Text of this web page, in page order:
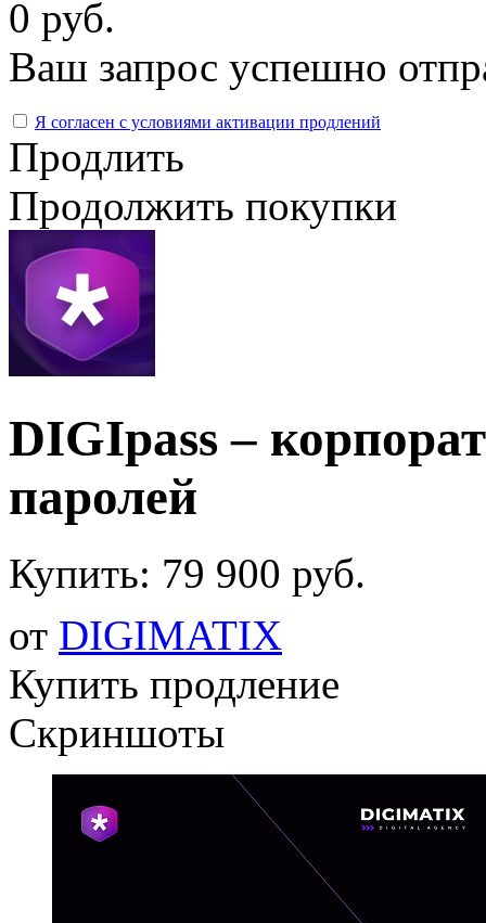
0 руб.
Ваш запрос успешно
Я согласен с условиями активации продлений
Продлить
Продолжить покупки
DIGIpass –
паролей
Купить: 79 900 руб.
от DIGIMATIX
Купить продление
Скриншоты